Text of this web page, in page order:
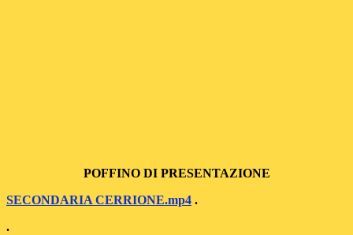
POFFINO DI PRESENTAZIONE
SECONDARIA CERRIONE.mp4 .
.